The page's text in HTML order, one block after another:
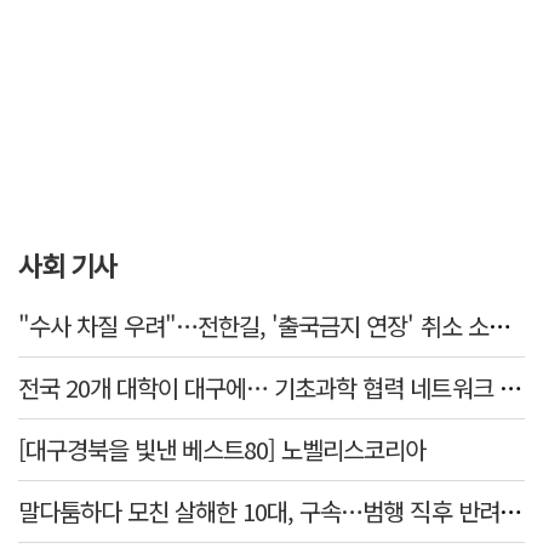
사회 기사
"수사 차질 우려"…전한길, '출국금지 연장' 취소 소송 패소
전국 20개 대학이 대구에… 기초과학 협력 네트워크 출범하다
[대구경북을 빛낸 베스트80] 노벨리스코리아
말다툼하다 모친 살해한 10대, 구속…범행 직후 반려견도 죽여